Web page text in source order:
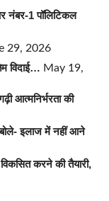
नंबर-1 पॉलिटिकल
29, 2026
विदाई… May 19,
आत्मनिर्भरता की
बोले- इलाज में नहीं आने
करने की तैयारी,